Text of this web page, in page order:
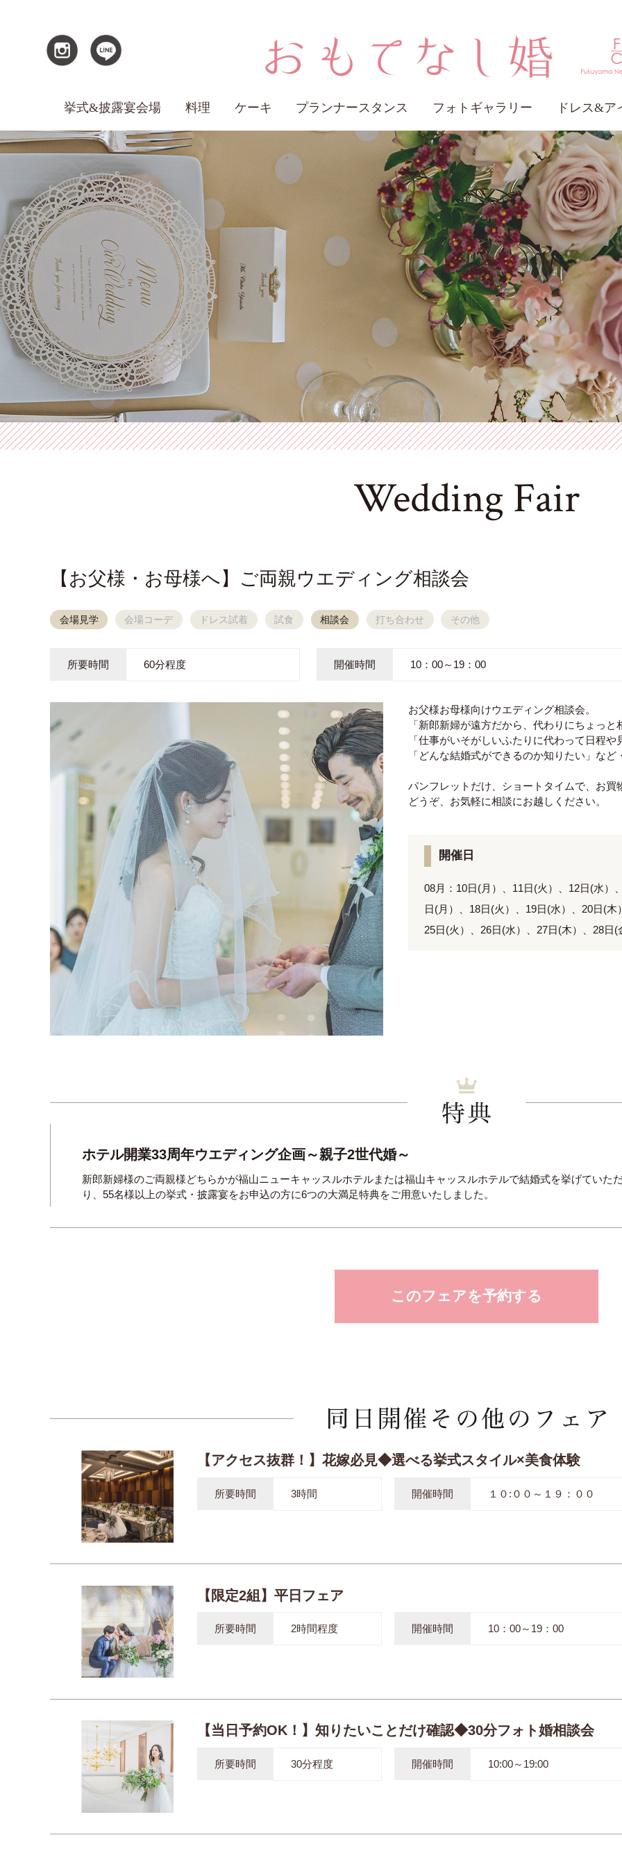
挙式&披露宴会場 料理 ケーキ プランナースタンス フォトギャラリー ドレス&ア
Wedding Fair
【お父様・お母様へ】ご両親ウエディング相談会
会場見学 会場コーデ ドレス試着 試食 相談会 打ち合わせ その他
所要時間 60分程度 開催時間 10：00～19：00
お父様お母様向けウエディング相談会。
「新郎新婦が遠方だから、代わりにちょっと
「仕事がいそがしいふたりに代わって日程
「どんな結婚式ができるのか知りたい」など
パンフレットだけ、ショートタイムで、お買
どうぞ、お気軽に相談にお越しください。
開催日
08月：10日(月）、11日(火）、12日(水）
日(月）、18日(火）、19日(水）、20日(
25日(火）、26日(水）、27日(木）、28日
ホテル開業33周年ウエディング企画～親子2世代婚～
新郎新婦様のご両親様どちらかが福山ニューキャッスルホテルまたは福山キャッスルホテルで結婚式を挙げていた
り、55名様以上の挙式・披露宴をお申込の方に6つの大満足特典をご用意いたしました。
このフェアを予約する
【アクセス抜群！】花嫁必見◆選べる挙式スタイル×美食体験
所要時間 3時間 開催時間 １０:００～１９：００
【限定2組】平日フェア
所要時間 2時間程度 開催時間 10：00～19：00
【当日予約OK！】知りたいことだけ確認◆30分フォト婚相談会
所要時間 30分程度 開催時間 10:00～19:00